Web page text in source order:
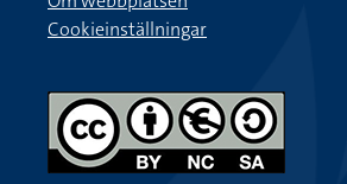
Cookieinställningar